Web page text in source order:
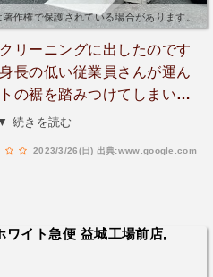
著作権で保護されている場合があります。
リーニングに出したのです
長の低い従業員さんが運ん
の裾を踏みつけてしまいま
をしてくださったのです
続きを読む
2023/3/26(日) 出典:www.google.com